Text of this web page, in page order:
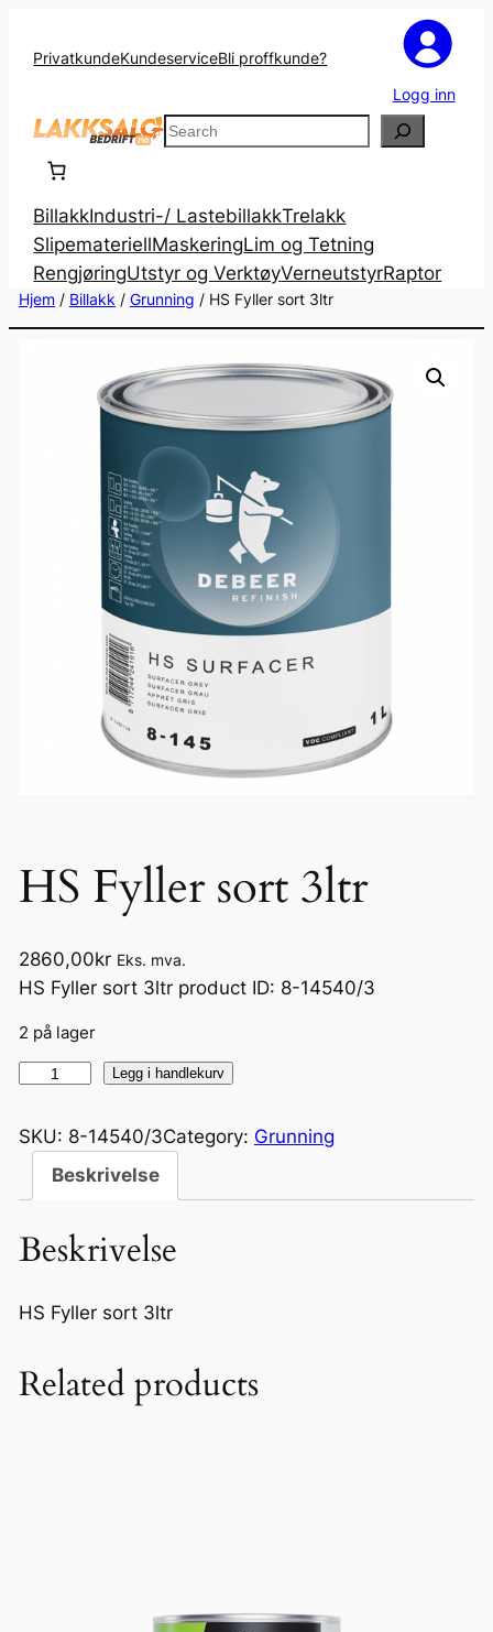
PrivatkundeKundeserviceBli proffkunde?
Logg inn
Search
BillakkIndustri-/ LastebillakkTrelakk
SlipemateriellMaskeringLim og Tetning
RengjøringUtstyr og VerktøyVerneutstyrRaptor
Hjem/ Billakk / Grunning / HS Fyller sort 3ltr
HS Fyller sort 3ltr
2860,00kr Eks. mva.
HS Fyller sort 3ltr product ID: 8-14540/3
2 på lager
F
e
s
t
Legg i handlekurv
SKU: 8-14540/3Category: Grunning
Beskrivelse
Beskrivelse
HS Fyller sort 3ltr
Related products